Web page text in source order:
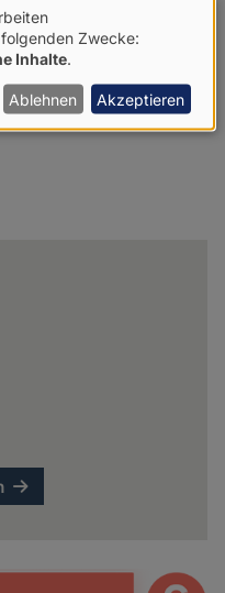
Menne
Zwecke:
Inhalte.
Ablehnen Akzeptieren